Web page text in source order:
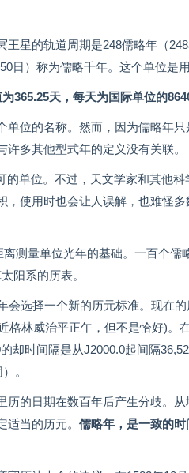
星的轨道周期是248儒略年（
日）称为儒略千年。这个单位是
天，每天为国际单位的
位的名称。然而，因为儒略年
多其他型式年的定义没有关联。
单位。不过，天文学家和其他
使用时也会让人误解，也难怪
测量单位光年的基础。一百个儒
阳系的历表。
选择一个新的历元标准。现在
格林威治平正午，但不是恰好)。
却时间隔是从J2000.0起间隔
。
的日期在数百年后产生分歧。
当的历元。 儒略年，是一致的